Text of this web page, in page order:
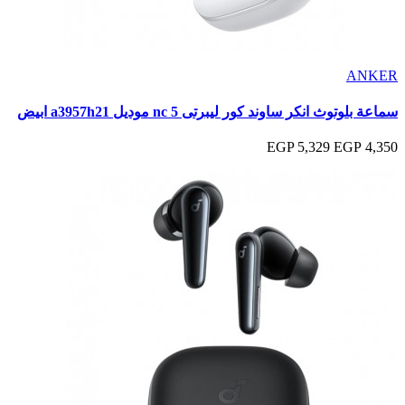
ANKER
سماعة بلوتوث انكر ساوند كور ليبرتى 5 nc موديل a3957h21 ابيض
4,350 EGP
5,329 EGP